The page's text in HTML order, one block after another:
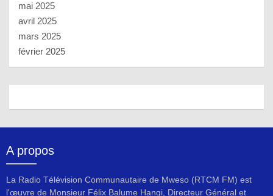
mai 2025
avril 2025
mars 2025
février 2025
A propos
La Radio Télévision Communautaire de Mweso (RTCM FM) est
l'œuvre de Monsieur Félix Balume Hangi, Directeur Général et